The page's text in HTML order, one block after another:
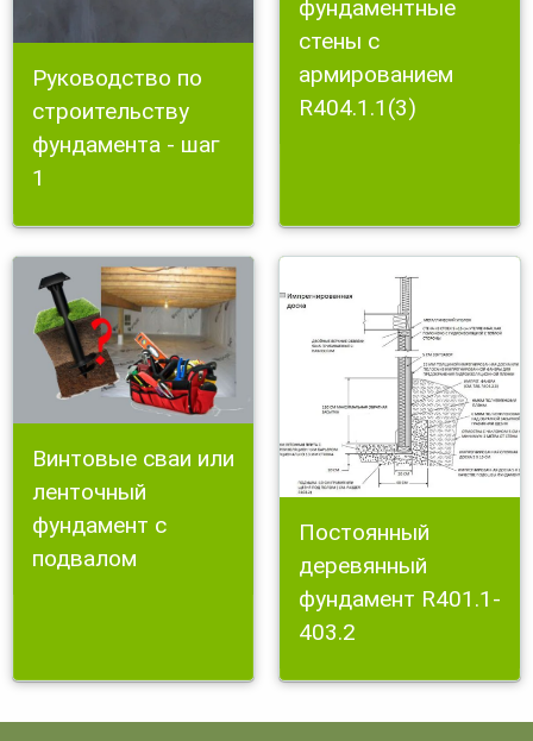
Руководство по
строительству
фундамента - шаг
1
фундаментные
стены с
армированием
R404.1.1(3)
Винтовые сваи или
ленточный
фундамент с
подвалом
Постоянный
деревянный
фундамент R401.1-
403.2